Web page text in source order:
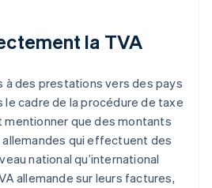
la TVA
des prestations vers des pays
cadre de la procédure de taxe
mentionner que des montants
qui effectuent des
national qu’international
allemande sur leurs factures,